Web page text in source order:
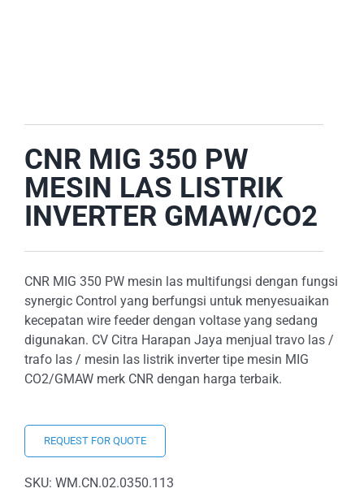
FOR:
CNR MIG 350 PW
MESIN LAS LISTRIK
INVERTER GMAW/CO2
CNR MIG 350 PW mesin las multifungsi dengan fungsi
synergic Control yang berfungsi untuk menyesuaikan
kecepatan wire feeder dengan voltase yang sedang
digunakan. CV Citra Harapan Jaya menjual travo las /
trafo las / mesin las listrik inverter tipe mesin MIG
CO2/GMAW merk CNR dengan harga terbaik.
REQUEST FOR QUOTE
SKU: WM.CN.02.0350.113